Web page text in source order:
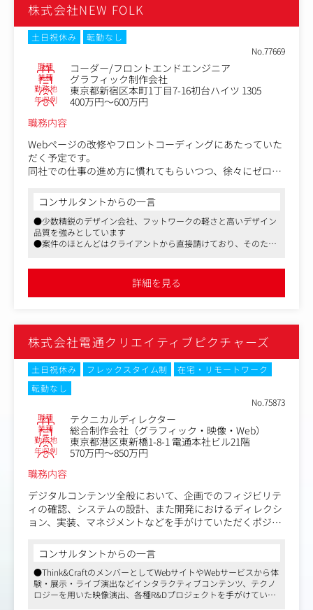
ぞれの得意分野を活かしながら共同で制作を進める環境で
す。
また、福岡の地域に密着した直クラ案件が多く、あなたの
手がけたWebサイトが福岡の街を元気にするというやりが
いを感じることができます。
＜主な業務内容＞
・CMSを用いたECサイトや各種Webサイトのフロントエン
ド設計・開発・運用
・HTML/CSS、JavaScriptによるUI実装や、各種ライブラ
リ・フレームワークの導入
・チームメンバー（ディレクター・デザイナー等）との協
働による課題解決
けた提案・実装
・ECモール（楽天・Amazon等）運用に伴うWebコンテン
ツの最適化
＜このポジションの魅力＞
ド技術やノウハウが身につきます
・分業体制に縛られず、自身のアイデアや得意分野を活か
【変更の範囲】会社の定める業務
株式会社NEW FOLK
土日祝休み
転勤なし
No.77669
職種 コーダー/フロントエンドエンジニア
業種 グラフィック制作会社
勤務地 東京都新宿区本町1丁目7-16初台ハイツ 1305
年収例
400万円～600万円
職務内容
Webページの改修やフロントコーディングにあたっていた
だく予定です。
同社での仕事の進め方に慣れてもらいつつ、徐々にゼロか
などもお任せしていきます。
コーダー/フロントエンドエンジニアのキャリアとしては
スペシャリストとして力をつけていく道もあれば、テクニ
カルディレクター、プロジェクトマネジャーなどを目指す
自身の得意分野を強みに、意欲的に業務に取り組んでいっ
コンサルタントからの一言
●少数精鋭のデザイン会社、フットワークの軽さと高いデザイン
品質を強みとしています
●案件のほとんどはクライアントから直接請けており、そのため
してコーディングや広告運用など幅広いニーズに対応しています
詳細を見る
株式会社電通クリエイティブピクチャーズ
土日祝休み フレックスタイム制
在宅・リモートワーク
転勤なし
No.75873
職種 テクニカルディレクター
業種 総合制作会社（グラフィック・映像・Web）
勤務地 東京都港区東新橋1-8-1 電通本社ビル21階
年収例
570万円～850万円
職務内容
デジタルコンテンツ全般において、企画でのフィジビリテ
ィの確認、システムの設計、また開発におけるディレクシ
ョン、実装、マネジメントなどを手がけていただくポジシ
所属は、2019年に立ち上げられた次世代クリエイターチー
ム「Think&Craft」を想定しています。
アウトプットとしては、以下多岐にわたるイメージです。
●Webサイト/Webサービス
コンサルタントからの一言
●Think&CraftのメンバーとしてWebサイトやWebサービスから体
験・展示・ライブ演出などインタラクティブコンテンツ、テクノ
ロジーを用いた映像演出、各種R&Dプロジェクトを手がけていた